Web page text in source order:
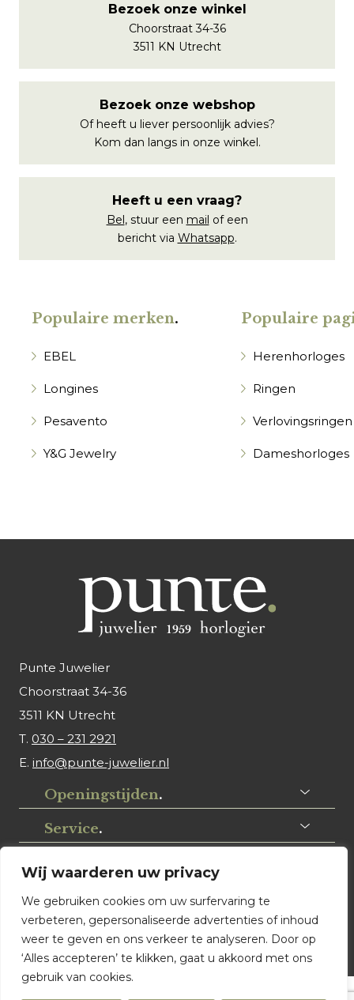
Wij waarderen uw privacy
We gebruiken cookies om uw surfervaring te
verbeteren, gepersonaliseerde advertenties of inhoud
weer te geven en ons verkeer te analyseren. Door op
‘Alles accepteren’ te klikken, gaat u akkoord met ons
gebruik van cookies.
Bezoek onze winkel
Choorstraat 34-36
3511 KN Utrecht
Bezoek onze webshop
Of heeft u liever persoonlijk advies?
Kom dan langs in onze winkel.
Heeft u een vraag?
Bel, stuur een mail of een
bericht via Whatsapp.
Populaire merken.
EBEL
Longines
Pesavento
Y&G Jewelry
Populaire
Herenhorloges
Ringen
Verlovingsringen
Dameshorloges
Punte Juwelier
Choorstraat 34-36
3511 KN Utrecht
T. 030 – 231 2921
E. info@punte-juwelier.nl
Openingstijden.
Service.
Volg ons